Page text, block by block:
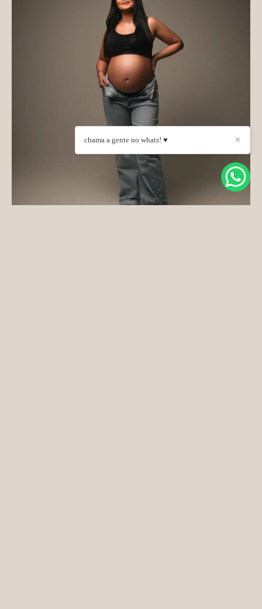
✕
chama a gente no whats! ♥